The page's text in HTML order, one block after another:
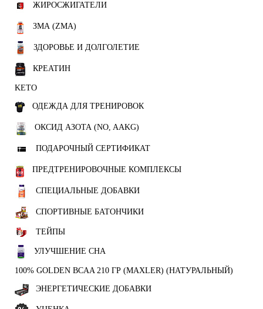
ЖИРОСЖИГАТЕЛИ
ЗМА (ZMA)
ЗДОРОВЬЕ И ДОЛГОЛЕТИЕ
КРЕАТИН
KETO
ОДЕЖДА ДЛЯ ТРЕНИРОВОК
ОКСИД АЗОТА (NO, AAKG)
ПОДАРОЧНЫЙ СЕРТИФИКАТ
ПРЕДТРЕНИРОВОЧНЫЕ КОМПЛЕКСЫ
СПЕЦИАЛЬНЫЕ ДОБАВКИ
СПОРТИВНЫЕ БАТОНЧИКИ
ТЕЙПЫ
УЛУЧШЕНИЕ СНА
100% GOLDEN BCAA 210 ГР (MAXLER) (НАТУРАЛЬНЫЙ)
ЭНЕРГЕТИЧЕСКИЕ ДОБАВКИ